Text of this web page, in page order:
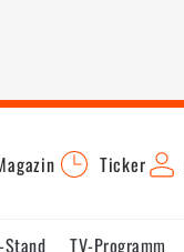
Ticker
Stand TV-Programm